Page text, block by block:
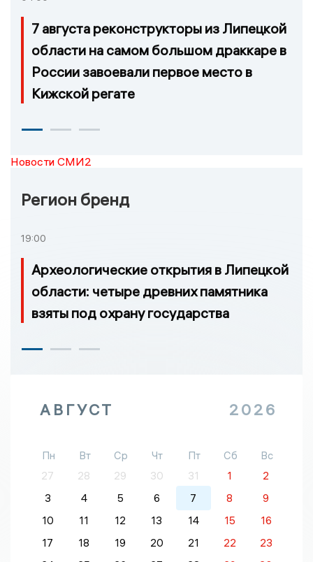
7 августа реконструкторы из Липецкой
области на самом большом драккаре в
России завоевали первое место в
Кижской регате
Новости СМИ2
Регион бренд
19:00
Археологические открытия в Липецкой
области: четыре древних памятника
взяты под охрану государства
АВГУСТ 2026
Пн Вт Ср Чт Пт Сб
Вс
27
28 29 30 31 1
2
3
4 5 6 7 8
9
10
11 12 13 14 15
16
17
18 19 20 21 22
23